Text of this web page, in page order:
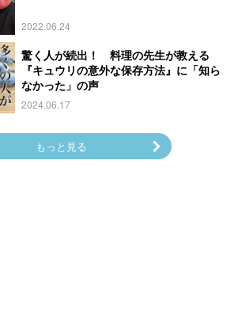
2022.06.24
驚く人が続出！ 料理の先生が教える
『キュウリの意外な保存方法』に「知ら
なかった」の声
2024.06.17
もっと見る